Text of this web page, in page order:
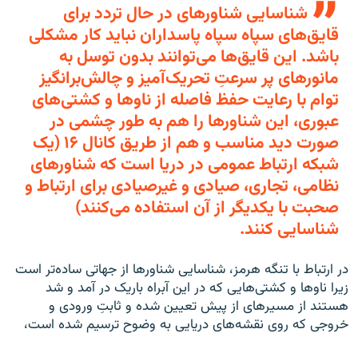
شناسایی شناور‌های در حال تردد برای
قایق‌های سپاه سپاه پاسداران نباید کار مشکلی
باشد. این قایق‌ها می‌توانند بدون توسل به
مانور‌های پر سرعتِ تحریک‌آمیز و چالش‌برانگیز
توام با رعایت حفظ فاصله از ناو‌ها و کشتی‌های
عبوری، این شناور‌ها را هم به طور چشمی در
صورت دید مناسب و هم از طریق کانال ۱۶ (یک
شبکه ارتباط عمومی در دریا است که شناورهای
نظامی، تجاری، صیادی و غیرصیادی برای ارتباط و
صحبت با یکدیگر از آن استفاده می‌کنند)
شناسایی کنند.
در ارتباط با تنگه هرمز، شناسایی شناورها از جهاتی ساده‌تر است
زیرا ناو‌ها و کشتی‌هایی که در این آبراه باریک در آمد و شد
هستند از مسیر‌های از پیش تعیین شده و ثابتِ ورودی و
خروجی که روی نقشه‌های دریایی به وضوح ترسیم شده است،